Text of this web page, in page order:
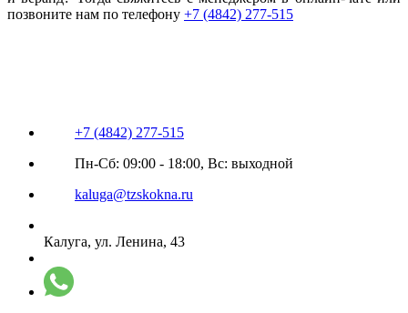
позвоните нам по телефону +7 (4842) 277-515
+7 (4842) 277-515
Пн-Сб: 09:00 - 18:00, Вс: выходной
kaluga@tzskokna.ru
Калуга, ул. Ленина, 43